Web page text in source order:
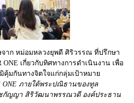
จาก หม่อมหลวงยุพดี ศิริวรรณ ที่ปรึกษา
ONE เกี่ยวกับทิศทางการดำเนินงาน เพื่อ
มกันทางจิตใจแก่กลุ่มเป้าหมาย
ONE ภายใต้พระปณิธานของทูล
กัญญา สิริวัฒนาพรรณวดี องค์ประธาน